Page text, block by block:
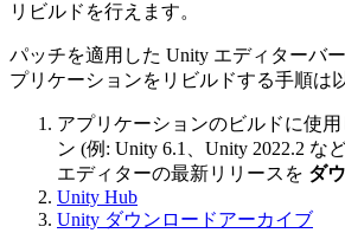
リビルドを行えます。
パッチを適用した Unity エディターバ
プリケーションをリビルドする手順は
アプリケーションのビルドに使
ン (例: Unity 6.1、Unity 2022.2 な
エディターの最新リリースを ダ
Unity Hub
Unity ダウンロードアーカイブ